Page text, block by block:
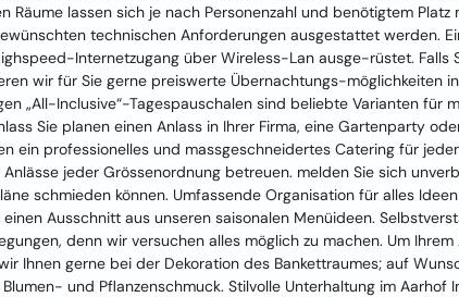
Räume lassen sich je nach Personenzahl und benötigtem Platz
technischen Anforderungen ausgestattet werden.
Internetzugang über Wireless-Lan ausge-rüstet. Falls
wir für Sie gerne preiswerte Übernachtungs-möglichkeiten
„All-Inclusive“-Tagespauschalen sind beliebte Varianten für
Sie planen einen Anlass in Ihrer Firma, eine Gartenparty
ein professionelles und massgeschneidertes Catering für
jeder Grössenordnung betreuen. melden Sie sich
schmieden können. Umfassende Organisation für alles Ideen
Ausschnitt aus unseren saisonalen Menüideen.
denn wir versuchen alles möglich zu machen. Um Ihrem
Ihnen gerne bei der Dekoration des Bankettraumes; auf
und Pflanzenschmuck. Stilvolle Unterhaltung im Aarhof